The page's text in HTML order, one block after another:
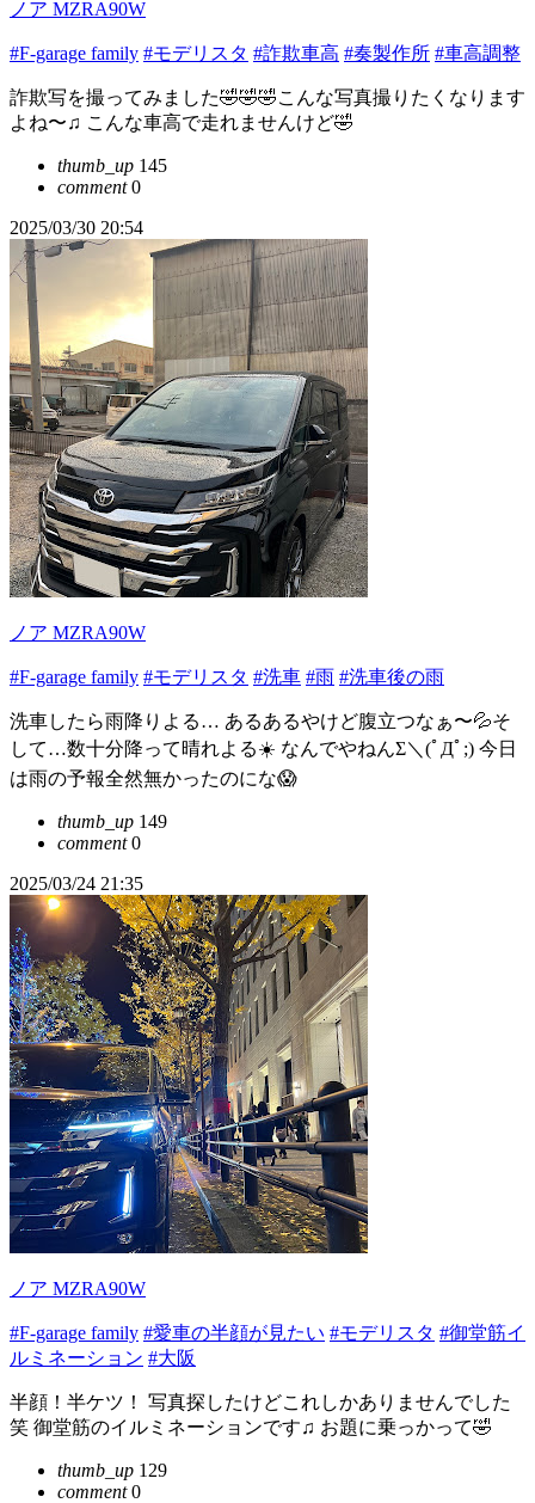
ノア MZRA90W
#F-garage family #モデリスタ #詐欺車高 #奏製作所 #車高調整
詐欺写を撮ってみました🤣🤣🤣こんな写真撮りたくなります
よね〜♫ こんな車高で走れませんけど🤣
thumb_up 145
comment0
2025/03/30 20:54
ノア MZRA90W
#F-garage family #モデリスタ #洗車 #雨 #洗車後の雨
洗車したら雨降りよる… あるあるやけど腹立つなぁ〜💦そ
して…数十分降って晴れよる☀️ なんでやねんΣ＼(ﾟДﾟ;) 今日
は雨の予報全然無かったのにな😱
thumb_up 149
comment0
2025/03/24 21:35
ノア MZRA90W
#F-garage family #愛車の半顔が見たい #モデリスタ #御堂筋イ
ルミネーション #大阪
半顔！半ケツ！ 写真探したけどこれしかありませんでした
笑 御堂筋のイルミネーションです♫ お題に乗っかって🤣
thumb_up 129
comment0